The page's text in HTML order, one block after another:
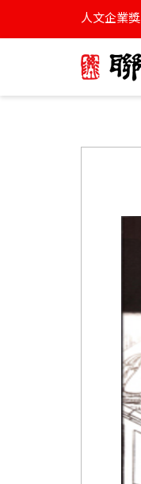
人文企業獎